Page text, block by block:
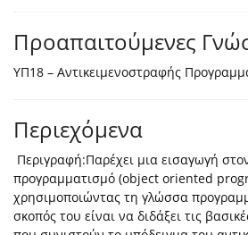
Προαπαιτούμενες
ΥΠ18 – Αντικειμενοστραφής
Περιεχόμενα
Περιγραφή:Παρέχει μια εισαγωγή
προγραμματισμό (object oriented
χρησιμοποιώντας τη γλώσσα
σκοπός του είναι να διδάξει τις